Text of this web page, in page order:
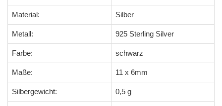
Material: Silber
Metall: 925 Sterling Silver
Farbe: schwarz
Maße: 11 x 6mm
Silbergewicht: 0,5 g